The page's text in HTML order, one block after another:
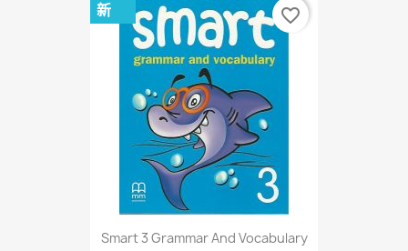
Smart 3 Grammar And Vocabulary
新 favorite_border